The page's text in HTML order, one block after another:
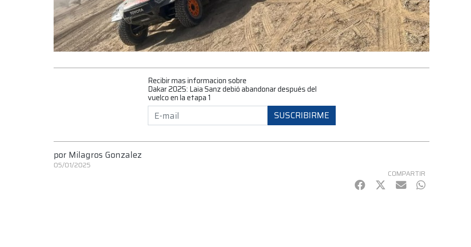
Recibir mas informacion sobre
Dakar 2025: Laia Sanz debió abandonar después del
vuelco en la etapa 1
SUSCRIBIRME
por Milagros Gonzalez
05/01/2025
COMPARTIR
Facebook
Twitter
mail WhatsApp